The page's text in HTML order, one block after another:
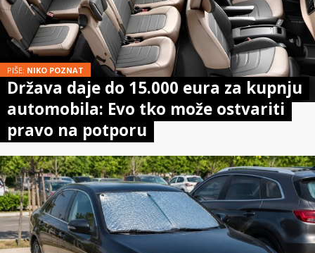
PIŠE: NIKO POZNAT
Država daje do 15.000 eura za kupnju
automobila: Evo tko može ostvariti
pravo na potporu